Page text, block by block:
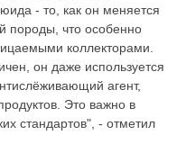
- то, как он меняется
породы, что особенно
коллекторами.
он даже используется
агент,
Это важно в
стандартов", - отметил